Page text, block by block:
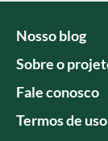
Nosso blog
Sobre o
Fale conosco
Termos de uso